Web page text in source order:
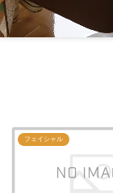
フェイシャル